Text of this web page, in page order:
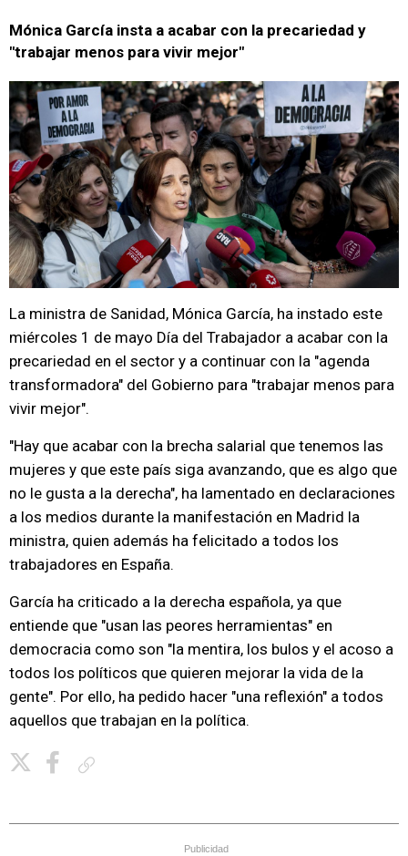
Mónica García insta a acabar con la precariedad y
"trabajar menos para vivir mejor"
La ministra de Sanidad, Mónica García, ha instado este
miércoles 1 de mayo Día del Trabajador a acabar con la
precariedad en el sector y a continuar con la "agenda
transformadora" del Gobierno para "trabajar menos para
vivir mejor".
"Hay que acabar con la brecha salarial que tenemos las
mujeres y que este país siga avanzando, que es algo que
no le gusta a la derecha", ha lamentado en declaraciones
a los medios durante la manifestación en Madrid la
ministra, quien además ha felicitado a todos los
trabajadores en España.
García ha criticado a la derecha española, ya que
entiende que "usan las peores herramientas" en
democracia como son "la mentira, los bulos y el acoso a
todos los políticos que quieren mejorar la vida de la
gente". Por ello, ha pedido hacer "una reflexión" a todos
aquellos que trabajan en la política.
Publicidad